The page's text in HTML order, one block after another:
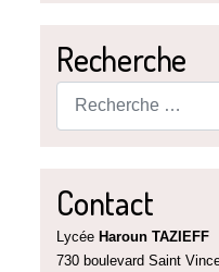
Recherche
Contact
Lycée Haroun TAZIEFF
730 boulevard Saint